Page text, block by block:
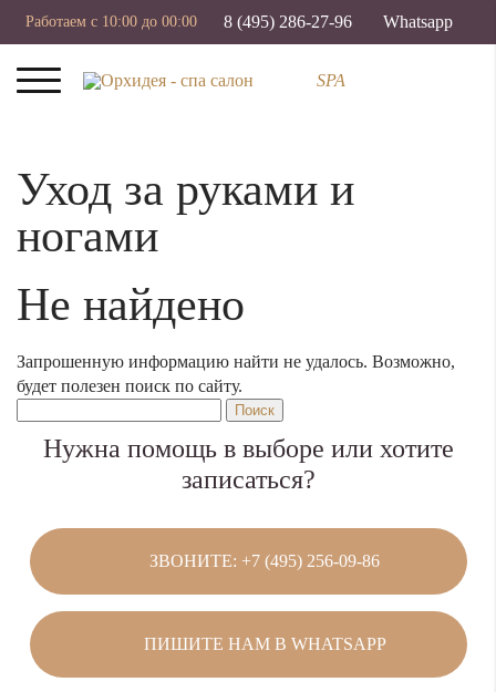
Работаем с 10:00 до 00:00 8 (495) 286-27-96 Whatsapp
SPA
Уход за руками и
ногами
Не найдено
Запрошенную информацию найти не удалось. Возможно,
будет полезен поиск по сайту.
Нужна помощь в выборе или хотите
записаться?
ЗВОНИТЕ: +7 (495) 256-09-86
ПИШИТЕ НАМ В WHATSAPP